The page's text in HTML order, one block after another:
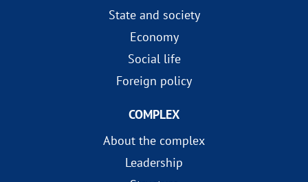
State and society
Economy
Social life
Foreign policy
COMPLEX
About the complex
Leadership